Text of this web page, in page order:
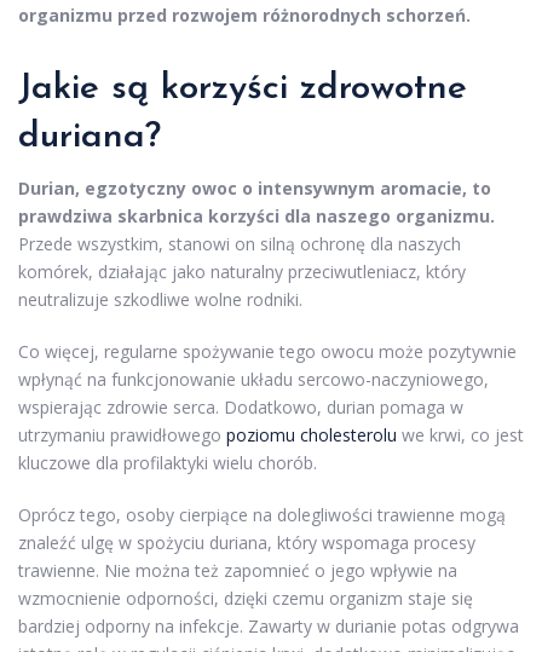
organizmu przed rozwojem różnorodnych schorzeń.
Jakie są korzyści zdrowotne
duriana?
Durian, egzotyczny owoc o intensywnym aromacie, to
prawdziwa skarbnica korzyści dla naszego organizmu.
Przede wszystkim, stanowi on silną ochronę dla naszych
komórek, działając jako naturalny przeciwutleniacz, który
neutralizuje szkodliwe wolne rodniki.
Co więcej, regularne spożywanie tego owocu może pozytywnie
wpłynąć na funkcjonowanie układu sercowo-naczyniowego,
wspierając zdrowie serca. Dodatkowo, durian pomaga w
utrzymaniu prawidłowego poziomu cholesterolu we krwi, co jest
kluczowe dla profilaktyki wielu chorób.
Oprócz tego, osoby cierpiące na dolegliwości trawienne mogą
znaleźć ulgę w spożyciu duriana, który wspomaga procesy
trawienne. Nie można też zapomnieć o jego wpływie na
wzmocnienie odporności, dzięki czemu organizm staje się
bardziej odporny na infekcje. Zawarty w durianie potas odgrywa